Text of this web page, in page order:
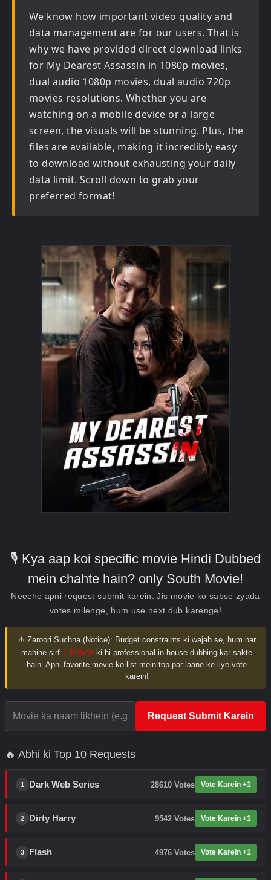
We know how important video quality and
data management are for our users. That is
why we have provided direct download links
for My Dearest Assassin in 1080p movies,
dual audio 1080p movies, dual audio 720p
movies resolutions. Whether you are
watching on a mobile device or a large
screen, the visuals will be stunning. Plus, the
files are available, making it incredibly easy
to download without exhausting your daily
data limit. Scroll down to grab your
preferred format!
🎙️ Kya aap koi specific movie Hindi Dubbed
mein chahte hain? only South Movie!
Neeche apni request submit karein. Jis movie ko sabse zyada
votes milenge, hum use next dub karenge!
⚠️ Zaroori Suchna (Notice): Budget constraints ki wajah se, hum har
mahine sirf 1 Movie ki hi professional in-house dubbing kar sakte
hain. Apni favorite movie ko list mein top par laane ke liye vote
karein!
Request Submit Karein
🔥 Abhi ki Top 10 Requests
1 Dark Web Series 28610 Votes Vote Karein +1
2 Dirty Harry 9542 Votes Vote Karein +1
3 Flash 4976 Votes Vote Karein +1